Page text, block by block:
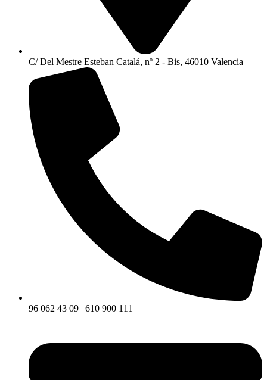
C/ Del Mestre Esteban Catalá, nº 2 - Bis, 46010 Valencia
96 062 43 09 | 610 900 111